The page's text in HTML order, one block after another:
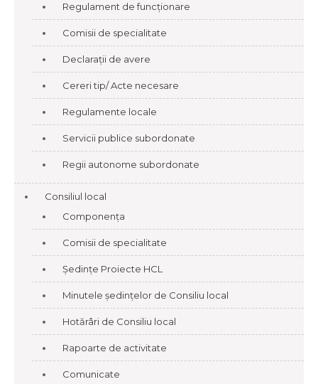
Regulament de funcționare
Comisii de specialitate
Declarații de avere
Cereri tip/ Acte necesare
Regulamente locale
Servicii publice subordonate
Regii autonome subordonate
Consiliul local
Componența
Comisii de specialitate
Ședințe Proiecte HCL
Minutele ședințelor de Consiliu local
Hotărâri de Consiliu local
Rapoarte de activitate
Comunicate